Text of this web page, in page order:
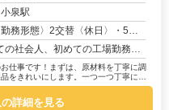
小泉駅
形態〉2交替〈休日〉・5勤2休・4勤2休★ＧＷ★夏季休暇★冬季休暇★年末年始
ての工場勤務…不安は尽きないですよね？でも大丈夫！株式会社京栄センターなら、専属スタッフが就業...
仕事です！まずは、原材料を丁寧に調
をきれいにします。一つ一つ丁寧に、
詳細を見る